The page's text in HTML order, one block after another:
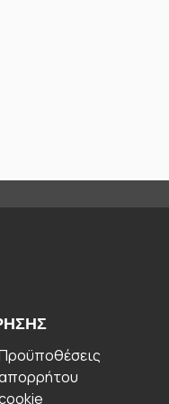
απορρήτου